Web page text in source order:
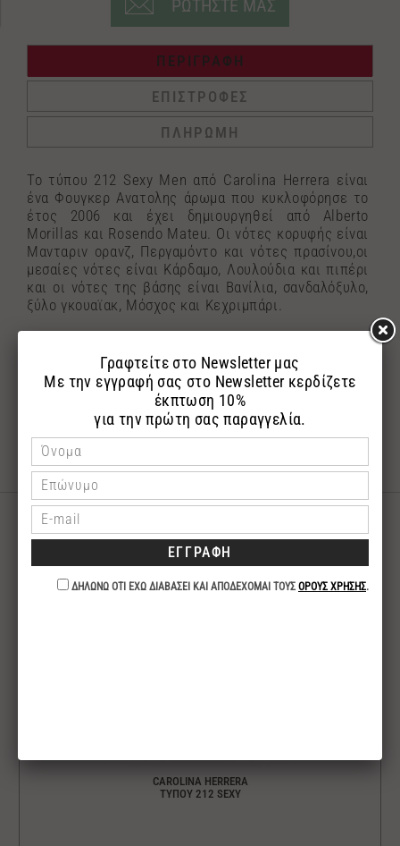
ΡΩΤΗΣΤΕ ΜΑΣ
ΠΕΡΙΓΡΑΦΗ
ΕΠΙΣΤΡΟΦΕΣ
ΠΛΗΡΩΜΗ
Το τύπου 212 Sexy Men από Carolina Herrera είναι
ένα Φουγκερ Ανατολης άρωμα που κυκλοφόρησε το
έτος 2006 και έχει δημιουργηθεί από Alberto
Morillas και Rosendo Mateu. Οι νότες κορυφής είναι
Μανταριν ορανζ, Περγαμόντο και νότες πρασίνου,οι
μεσαίες νότες είναι Κάρδαμο, Λουλούδια και πιπέρι
και οι νότες της βάσης είναι Βανίλια, σανδαλόξυλο,
ξύλο γκουαϊακ, Μόσχος και Κεχριμπάρι.
αναρτήθηκε με σκοπό την εύκολη αναζήτηση του
αγαπημένου σας επώνυμου αρώματος.Τα αρώματα
αποστέλλονται σε γυάλινη συσκευασία με το
λογότυπο της εταιρίας μας.
ΣΧΕΤΙΚΑ ΠΡΟΪΟΝΤΑ
CAROLINA HERRERA
ΤΥΠΟΥ 212 SEXY